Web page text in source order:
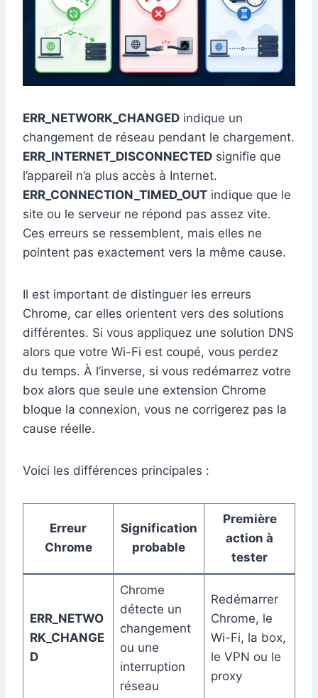
ERR_NETWORK_CHANGED indique un
changement de réseau pendant le chargement.
ERR_INTERNET_DISCONNECTED signifie que
l’appareil n’a plus accès à Internet.
ERR_CONNECTION_TIMED_OUT indique que le
site ou le serveur ne répond pas assez vite.
Ces erreurs se ressemblent, mais elles ne
pointent pas exactement vers la même cause.
Il est important de distinguer les erreurs
Chrome, car elles orientent vers des solutions
différentes. Si vous appliquez une solution DNS
alors que votre Wi-Fi est coupé, vous perdez
du temps. À l’inverse, si vous redémarrez votre
box alors que seule une extension Chrome
bloque la connexion, vous ne corrigerez pas la
cause réelle.
Voici les différences principales :
Erreur
Chrome
Signification
probable
Première
action à
tester
ERR_NETWO
RK_CHANGE
D
Chrome
détecte un
changement
ou une
interruption
réseau
Redémarrer
Chrome, le
Wi-Fi, la box,
le VPN ou le
proxy